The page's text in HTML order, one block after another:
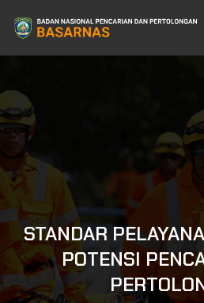
STANDAR
POTENSI